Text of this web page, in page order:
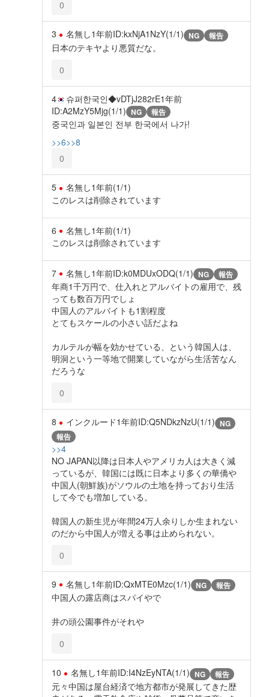
0
3 名無し1年前ID:kxNjA1NzY(1/1) NG 報告
日本のテキヤより悪質だな。
0
4 슈퍼한국인◆vDTjJ282rE1年前
ID:A2MzY5Mjg(1/1) NG 報告
중국인과 일본인 전부 한국에서 나가!
>>6>>8
0
5 名無し1年前(1/1)
このレスは削除されています
6 名無し1年前(1/1)
このレスは削除されています
7 名無し1年前ID:k0MDUxODQ(1/1) NG 報告
年商1千万円で、仕入れとアルバイトの雇用で、残
っても数百万円でしょ
中国人のアルバイトも1割程度
とてもスケールの小さい話だよね
カルテルが幅を効かせている、という韓国人は、
明洞という一等地で開業していながら生活苦なん
だろうな
0
8 インクルード1年前ID:Q5NDkzNzU(1/1) NG
報告
>>4
NO JAPAN以降は日本人やアメリカ人は大きく減
っているが、韓国には既に日本より多くの華僑や
中国人(朝鮮族)がソウルの土地を持っており生活
して今でも増加している。
韓国人の新生児が年間24万人余りしか生まれない
のだから中国人が増える事は止められない。
0
9 名無し1年前ID:QxMTE0Mzc(1/1) NG 報告
中国人の露店商はスパイやで
井の頭公園事件がそれや
0
10 名無し1年前ID:I4NzEyNTA(1/1) NG 報告
元々中国は屋台経済で地方都市が発展してきた歴